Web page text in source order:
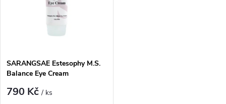
p
r
s
p
SARANGSAE Estesophy M.S.
Balance Eye Cream
790 Kč/ ks